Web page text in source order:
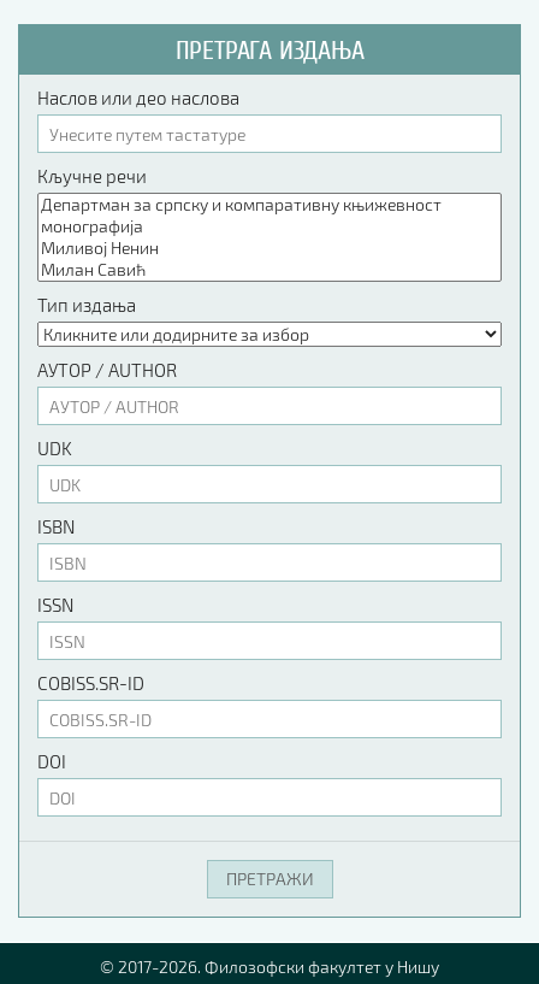
ПРЕТРАГА ИЗДАЊА
Наслов или део наслова
Кључне речи
Тип издања
АУТОР / AUTHOR
UDK
ISBN
ISSN
COBISS.SR-ID
DOI
© 2017-2026. Филозофски факултет у Нишу